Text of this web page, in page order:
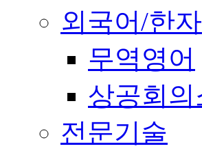
외국어/한자
무역영어
상공회
전문기술